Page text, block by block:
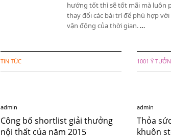
hướng tốt thì sẽ tốt mãi mà luôn
thay đổi các bài trí để phù hợp
vận động của thời gian. …
TIN TỨC
admin
Công bố shortlist giải thưởng
nội thất của năm 2015
1001 Ý
admin
Thỏa
khuôn